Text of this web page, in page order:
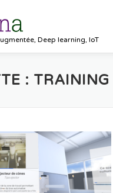
Deep learning, IoT
: TRAINING